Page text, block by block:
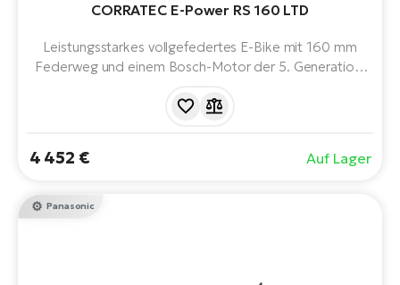
CORRATEC E-Power RS 160 LTD
Leistungsstarkes vollgefedertes E-Bike mit 160 mm
Federweg und einem Bosch-Motor der 5. Generation.
starke Unterstützung bei Anstiegen und Stabilität bei
Abfahrten und technische Anstiege mit maximalem
4 452 € Auf Lager
Panasonic